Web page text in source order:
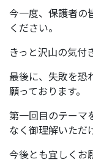
今一度、保護者の
ください。
きっと沢山の気付
最後に、失敗を恐
願っております。
第一回目のテーマ
なく御理解いただ
今後とも宜しくお